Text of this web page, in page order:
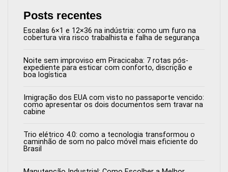
Posts recentes
Escalas 6×1 e 12×36 na indústria: como um furo na
cobertura vira risco trabalhista e falha de segurança
Noite sem improviso em Piracicaba: 7 rotas pós-
expediente para esticar com conforto, discrição e
boa logística
Imigração dos EUA com visto no passaporte vencido:
como apresentar os dois documentos sem travar na
cabine
Trio elétrico 4.0: como a tecnologia transformou o
caminhão de som no palco móvel mais eficiente do
Brasil